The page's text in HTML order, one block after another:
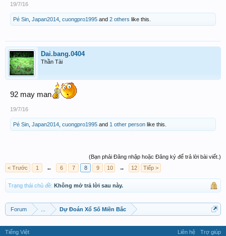
19/7/16
Pé Sin Japan2014 cuongpro1995 and 2 others like this.
Dai.bang.0404
Thần Tài
92 may man
19/7/16
Pé Sin Japan2014 cuongpro1995 and 1 other person like this.
(Bạn phải Đăng nhập hoặc Đăng ký để trả lời bài viết.)
< Trước
1 ← 6 7 8 9 10 → 12 Tiếp >
Trạng thái chủ đề: Không mở trả lời sau này.
Forum Dự Đoán Xổ Số Miền Bắc
Tiếng Việt Liên hệ Trợ giúp